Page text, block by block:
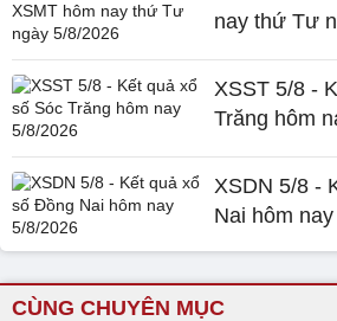
nay thứ Tư
XSST 5/8 -
Trăng hôm
XSDN 5/8 -
Nai hôm
CÙNG CHUYÊN MỤC